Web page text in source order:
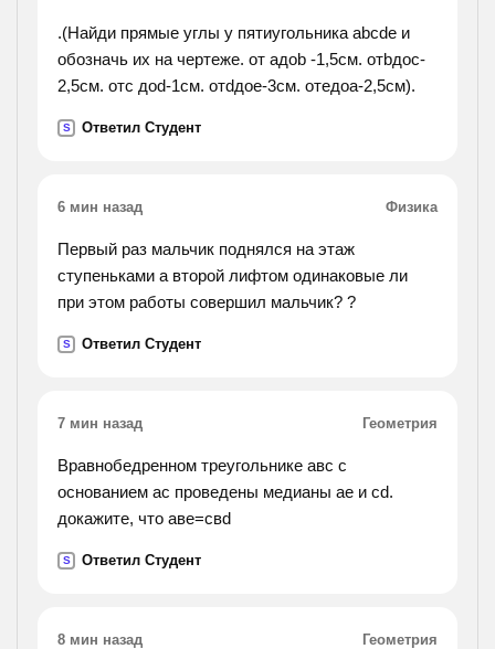
.(Найди прямые углы у пятиугольника abcde и
обозначь их на чертеже. от aдоb -1,5см. отbдоc-
2,5см. отc доd-1см. отdдоe-3см. отeдоa-2,5см).
S Ответил Студент
6 мин назад Физика
Первый раз мальчик поднялся на этаж
ступеньками а второй лифтом одинаковые ли
при этом работы совершил мальчик? ?
S Ответил Студент
7 мин назад Геометрия
Вравнобедренном треугольнике авс с
основанием ас проведены медианы ае и cd.
докажите, что аве=свd
S Ответил Студент
8 мин назад Геометрия